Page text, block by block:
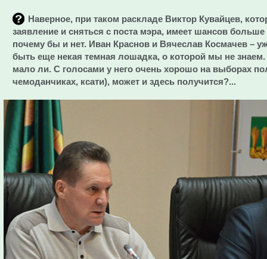
Наверное, при таком раскладе Виктор Кувайцев,
заявление и сняться с поста мэра, имеет шансов
почему бы и нет. Иван Краснов и Вячеслав Космачев –
быть еще некая темная лошадка, о которой мы не знаем.
мало ли. С голосами у него очень хорошо на выборах
чемоданчиках, ксати), может и здесь получится?...